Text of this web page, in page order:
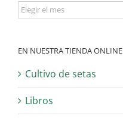
Archivo
EN NUESTRA TIENDA ONLINE
Cultivo de setas
Libros